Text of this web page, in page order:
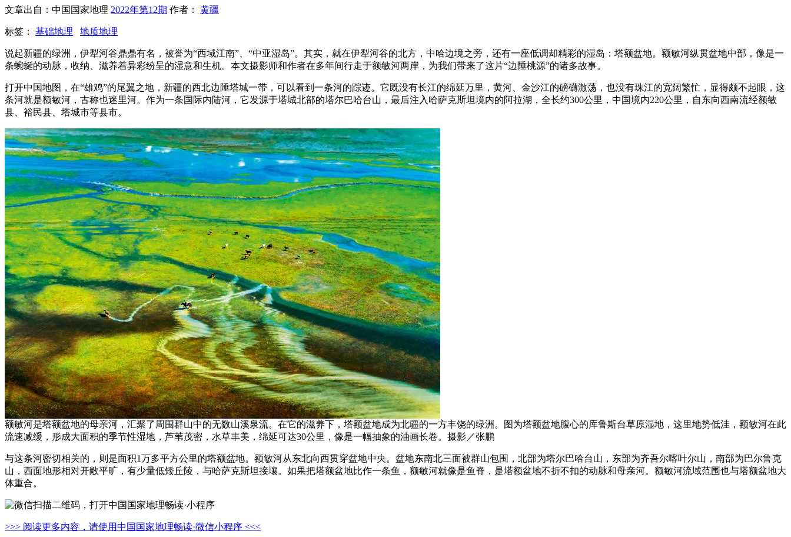
文章出自：中国国家地理 2022年第12期 作者： 黄疆
标签： 基础地理 地质地理
说起新疆的绿洲，伊犁河谷鼎鼎有名，被誉为“西域江南”、“中亚湿岛”。其实，就在伊犁河谷的北方，中哈边境之旁，还有一座低调却精彩的湿岛：塔额盆地。额敏河纵贯盆地中部，像是一
条蜿蜒的动脉，收纳、滋养着异彩纷呈的湿意和生机。本文摄影师和作者在多年间行走于额敏河两岸，为我们带来了这片“边陲桃源”的诸多故事。
打开中国地图，在“雄鸡”的尾翼之地，新疆的西北边陲塔城一带，可以看到一条河的踪迹。它既没有长江的绵延万里，黄河、金沙江的磅礴激荡，也没有珠江的宽阔繁忙，显得颇不起眼，这
条河就是额敏河，古称也迷里河。作为一条国际内陆河，它发源于塔城北部的塔尔巴哈台山，最后注入哈萨克斯坦境内的阿拉湖，全长约300公里，中国境内220公里，自东向西南流经额敏
县、裕民县、塔城市等县市。
额敏河是塔额盆地的母亲河，汇聚了周围群山中的无数山溪泉流。在它的滋养下，塔额盆地成为北疆的一方丰饶的绿洲。图为塔额盆地腹心的库鲁斯台草原湿地，这里地势低洼，额敏河在此
流速减缓，形成大面积的季节性湿地，芦苇茂密，水草丰美，绵延可达30公里，像是一幅抽象的油画长卷。摄影／张鹏
与这条河密切相关的，则是面积1万多平方公里的塔额盆地。额敏河从东北向西贯穿盆地中央。盆地东南北三面被群山包围，北部为塔尔巴哈台山，东部为齐吾尔喀叶尔山，南部为巴尔鲁克
山，西面地形相对开敞平旷，有少量低矮丘陵，与哈萨克斯坦接壤。如果把塔额盆地比作一条鱼，额敏河就像是鱼脊，是塔额盆地不折不扣的动脉和母亲河。额敏河流域范围也与塔额盆地大
体重合。
>>> 阅读更多内容，请使用中国国家地理畅读·微信小程序 <<<